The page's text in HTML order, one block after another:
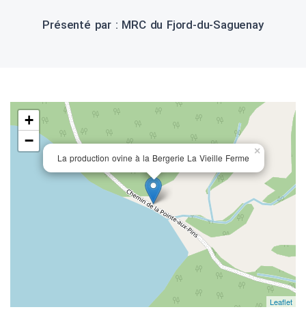
Présenté par : MRC du Fjord-du-Saguenay
La production ovine à la Bergerie La Vieille Ferme
×
+
−
Leaflet